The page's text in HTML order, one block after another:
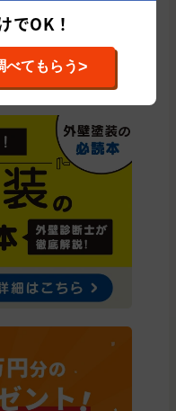
甲州市 都留市
でOK！
べてもらう>